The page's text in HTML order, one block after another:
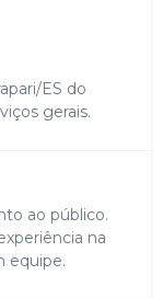
ES do
gerais.
ao público.
na
equipe.